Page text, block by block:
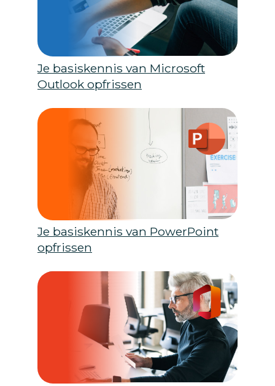
Je basiskennis van Microsoft
Outlook opfrissen
Je basiskennis van PowerPoint
opfrissen